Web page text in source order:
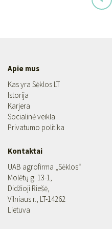
Apie mus
Kas yra Sėklos LT
Istorija
Karjera
Socialinė veikla
Privatumo politika
Kontaktai
UAB agrofirma „Sėklos“
Molėtų g. 13-1,
Didžioji Riešė,
Vilniaus r., LT-14262
Lietuva